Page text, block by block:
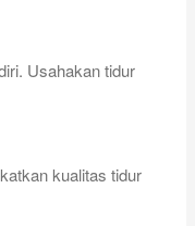
Usahakan tidur
kualitas tidur